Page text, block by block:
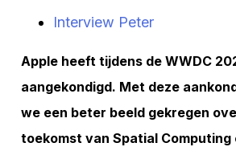
Interview Peter
Apple heeft tijdens de WWDC
aangekondigd. Met deze
we een beter beeld gekregen
toekomst van Spatial Computing